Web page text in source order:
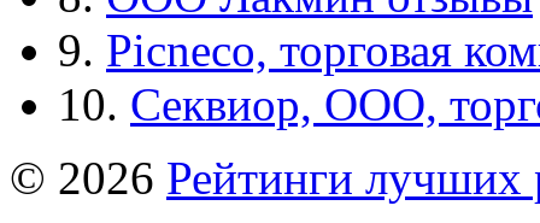
9. Picneco, торговая
10. Секвиор, ООО,
© 2026 Рейтинги лучших